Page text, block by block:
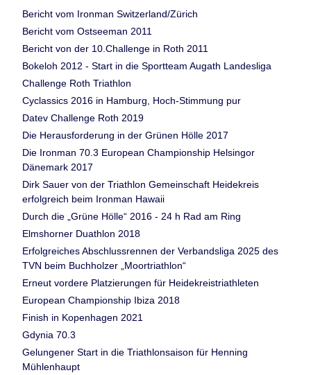
Bericht vom Ironman Switzerland/Zürich
Bericht vom Ostseeman 2011
Bericht von der 10.Challenge in Roth 2011
Bokeloh 2012 - Start in die Sportteam Augath Landesliga
Challenge Roth Triathlon
Cyclassics 2016 in Hamburg, Hoch-Stimmung pur
Datev Challenge Roth 2019
Die Herausforderung in der Grünen Hölle 2017
Die Ironman 70.3 European Championship Helsingor
Dänemark 2017
Dirk Sauer von der Triathlon Gemeinschaft Heidekreis
erfolgreich beim Ironman Hawaii
Durch die „Grüne Hölle“ 2016 - 24 h Rad am Ring
Elmshorner Duathlon 2018
Erfolgreiches Abschlussrennen der Verbandsliga 2025 des
TVN beim Buchholzer „Moortriathlon“
Erneut vordere Platzierungen für Heidekreistriathleten
European Championship Ibiza 2018
Finish in Kopenhagen 2021
Gdynia 70.3
Gelungener Start in die Triathlonsaison für Henning
Mühlenhaupt